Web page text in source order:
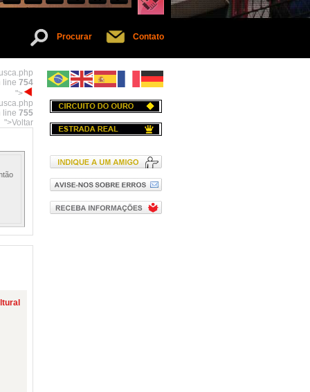
Procurar Contato
line 754
">
line 755
">Voltar